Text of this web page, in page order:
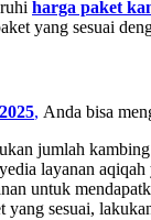
harga paket
yang sesuai
, Anda bisa
jumlah
layanan aqiqah
untuk
yang sesuai,